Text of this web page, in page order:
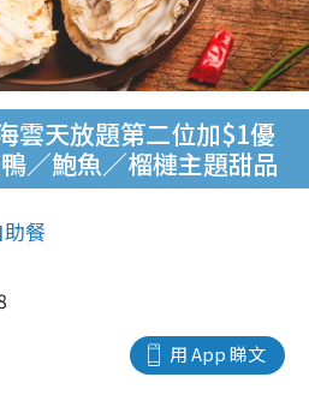
雲天放題第二位加$1優
／鮑魚／榴槤主題甜品
助餐
用 App 睇文